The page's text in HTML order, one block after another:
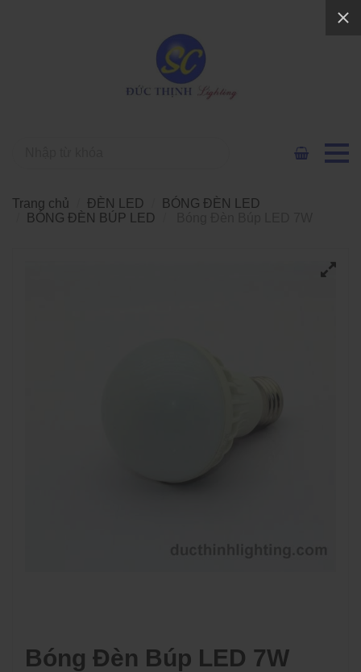
Bóng Đèn Búp LED 7W
Trang chủ ĐÈN LED
BÓNG ĐÈN LED
BÓNG ĐÈN BÚP LED